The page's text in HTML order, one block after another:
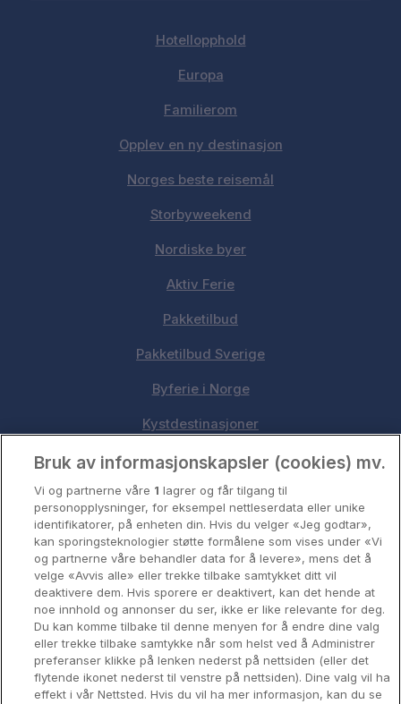
Hotellopphold
Europa
Familierom
Opplev en ny destinasjon
Norges beste reisemål
Storbyweekend
Nordiske byer
Aktiv Ferie
Pakketilbud
Pakketilbud Sverige
Byferie i Norge
Kystdestinasjoner
Oslo
Stavanger
Bergen
Utforsk Norden
Om Coop HotellKupp
Konkurranse
Koselig avbrekk
Bruk av informasjonskapsler (cookies) mv.
Vi og partnerne våre 1 lagrer og får tilgang til
personopplysninger, for eksempel nettleserdata eller unike
identifikatorer, på enheten din. Hvis du velger «Jeg godtar»,
kan sporingsteknologier støtte formålene som vises under «Vi
og partnerne våre behandler data for å levere», mens det å
velge «Avvis alle» eller trekke tilbake samtykket ditt vil
deaktivere dem. Hvis sporere er deaktivert, kan det hende at
noe innhold og annonser du ser, ikke er like relevante for deg.
Du kan komme tilbake til denne menyen for å endre dine valg
eller trekke tilbake samtykke når som helst ved å Administrer
preferanser klikke på lenken nederst på nettsiden (eller det
flytende ikonet nederst til venstre på nettsiden). Dine valg vil ha
effekt i vår Nettsted. Hvis du vil ha mer informasjon, kan du se